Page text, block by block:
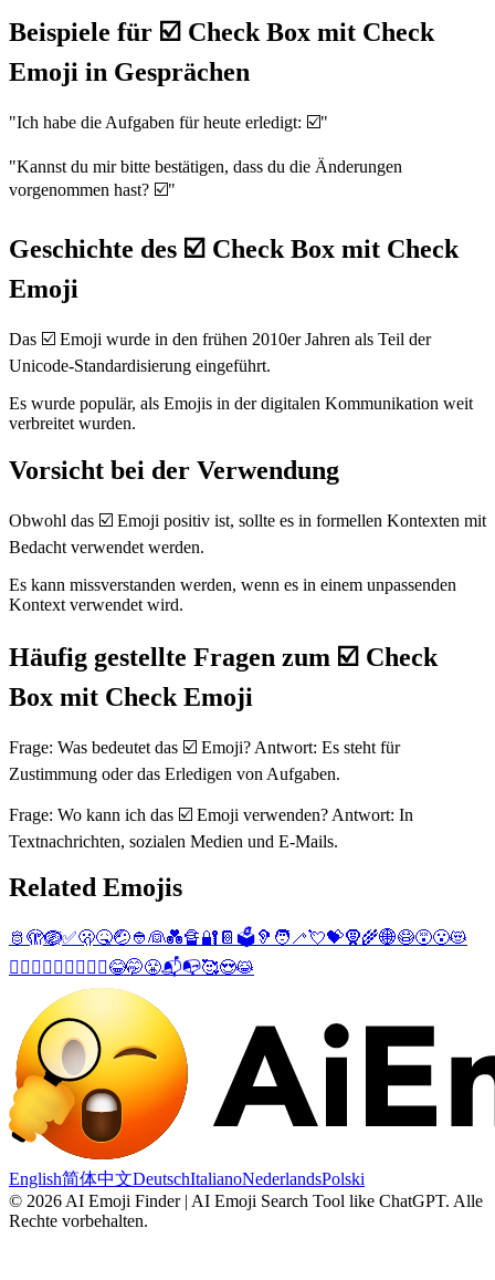
Beispiele für ☑️ Check Box mit Check
Emoji in Gesprächen
"Ich habe die Aufgaben für heute erledigt: ☑️"
"Kannst du mir bitte bestätigen, dass du die Änderungen
vorgenommen hast? ☑️"
Geschichte des ☑️ Check Box mit Check
Emoji
Das ☑️ Emoji wurde in den frühen 2010er Jahren als Teil der
Unicode-Standardisierung eingeführt.
Es wurde populär, als Emojis in der digitalen Kommunikation weit
verbreitet wurden.
Vorsicht bei der Verwendung
Obwohl das ☑️ Emoji positiv ist, sollte es in formellen Kontexten mit
Bedacht verwendet werden.
Es kann missverstanden werden, wenn es in einem unpassenden
Kontext verwendet wird.
Häufig gestellte Fragen zum ☑️ Check
Box mit Check Emoji
Frage: Was bedeutet das ☑️ Emoji? Antwort: Es steht für
Zustimmung oder das Erledigen von Aufgaben.
Frage: Wo kann ich das ☑️ Emoji verwenden? Antwort: In
Textnachrichten, sozialen Medien und E-Mails.
Related Emojis
🫅 🫣🪺✅🫢🤒🤕👲👰💑🔏🔐 📔 🗳️🦻 🧑‍🦯💘💝🧕🌾🌐😷😵😮😻
👩‍❤️‍👨 👨‍❤️‍👨 👩‍❤️‍👩😂🤭😤📬📭🥰😍😹
English简体中文DeutschItalianoNederlandsPolski
© 2026 AI Emoji Finder | AI Emoji Search Tool like ChatGPT. Alle
Rechte vorbehalten.